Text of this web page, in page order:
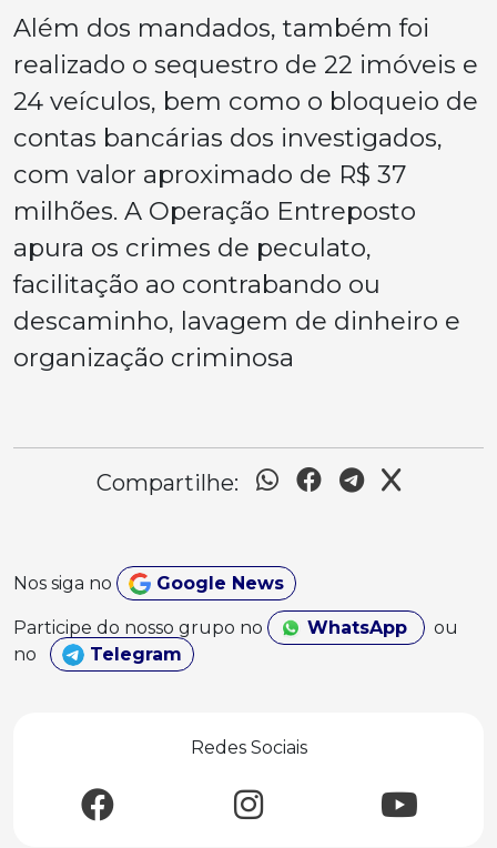
Além dos mandados, também foi
realizado o sequestro de 22 imóveis e
24 veículos, bem como o bloqueio de
contas bancárias dos investigados,
com valor aproximado de R$ 37
milhões. A Operação Entreposto
apura os crimes de peculato,
facilitação ao contrabando ou
descaminho, lavagem de dinheiro e
organização criminosa
Compartilhe:
Nos siga no Google News
Participe do nosso grupo no WhatsApp
ou
no
Telegram
Redes Sociais